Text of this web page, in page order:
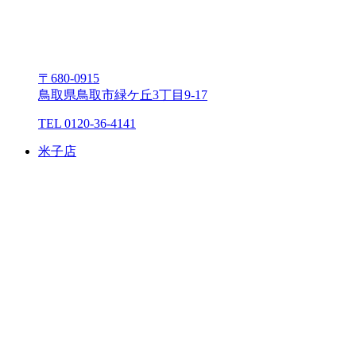
〒680-0915
⿃取県⿃取市緑ケ丘3丁⽬9-17
TEL 0120-36-4141
⽶⼦店